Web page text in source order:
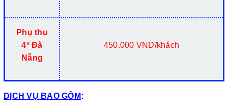
Phụ thu
4* Đà
Nẵng
450.000 VND/khách
DỊCH VỤ BAO GỒM: